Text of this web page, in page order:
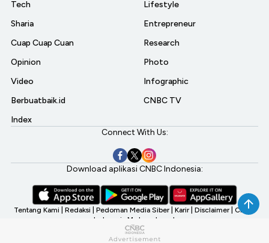
Tech
Sharia
Cuap Cuap Cuan
Opinion
Video
Berbuatbaik.id
Index
Lifestyle
Entrepreneur
Research
Photo
Infographic
CNBC TV
Connect With Us:
Download aplikasi CNBC Indonesia:
Tentang Kami Redaksi Pedoman Media Siber Karir Disclaimer CNBC
Indonesia My Investment
©2026 CNBC Indonesia, A Transmedia Company